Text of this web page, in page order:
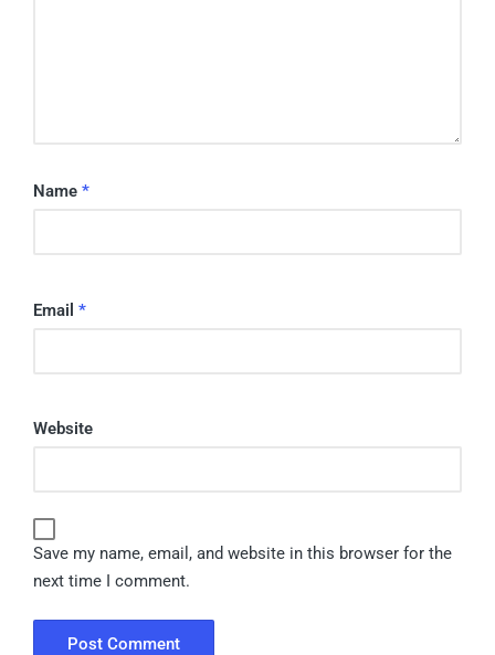
Name *
Email *
Website
Save my name, email, and website in this browser for the
next time I comment.